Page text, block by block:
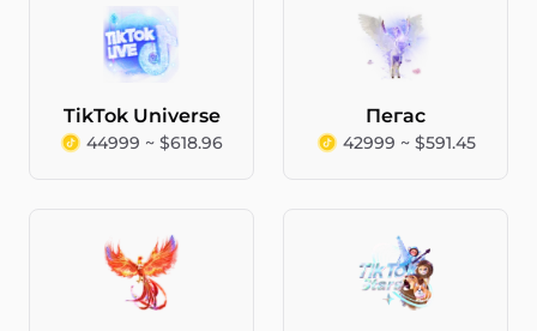
TikTok Universe
44999 ~ $618.96
Пегас
42999 ~ $591.45